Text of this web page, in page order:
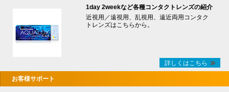
1day 2weekなど各種コンタクトレンズの紹介
近視用／遠視用、乱視用、遠近両用コンタク
トレンズはこちらから。
詳しくはこちら
お客様サポート